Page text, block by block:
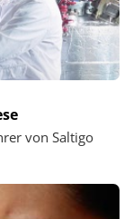
von Saltigo